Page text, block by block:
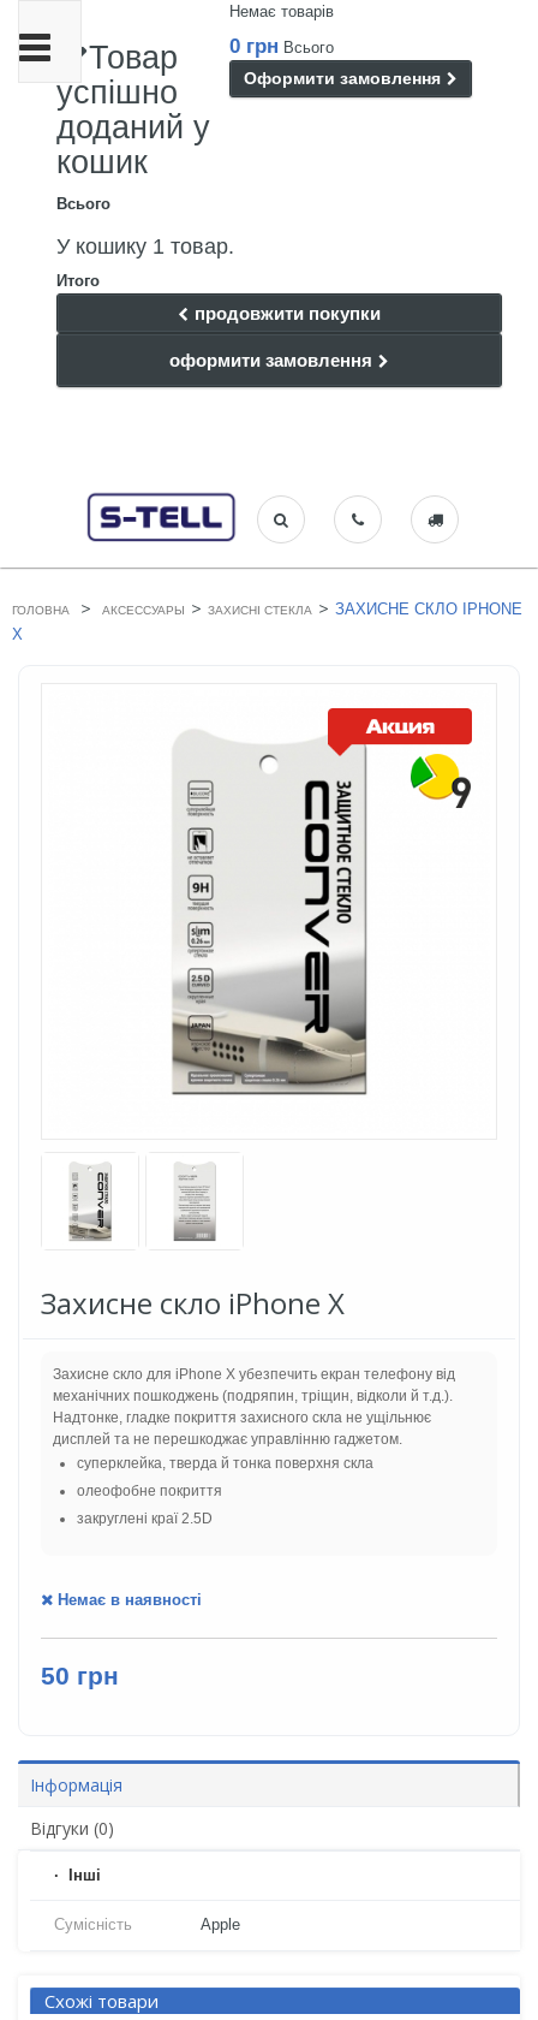
Немає товарів
0 грн Всього
Оформити замовлення
Товар
успішно
доданий у
кошик
Всього
У кошику 1 товар.
Итого
продовжити покупки
оформити замовлення
Toggle
navigation
ГОЛОВНА > АКСЕССУАРЫ > ЗАХИСНІ СТЕКЛА > ЗАХИСНЕ СКЛО IPHONE
X
Захисне скло iPhone X
Захисне скло для iPhone X убезпечить екран телефону від
механічних пошкоджень (подряпин, тріщин, відколи й т.д.).
Надтонке, гладке покриття захисного скла не ущільнює
дисплей та не перешкоджає управлінню гаджетом.
суперклейка, тверда й тонка поверхня скла
олеофобне покриття
закруглені краї 2.5D
Немає в наявності
50 грн
Інформація
Відгуки (0)
Iнші
Сумісність Apple
Схожі товари